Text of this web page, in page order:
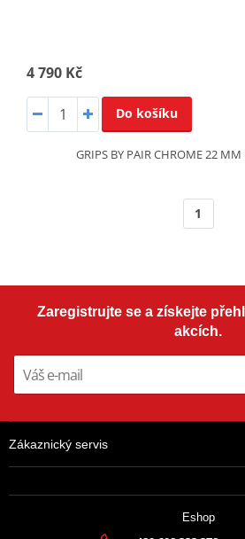
4 790 Kč
Do košíku
GRIPS BY PAIR CHROME 22
1
Zaregistrujte se a získejte
akcích.
Zákaznický servis
Eshop